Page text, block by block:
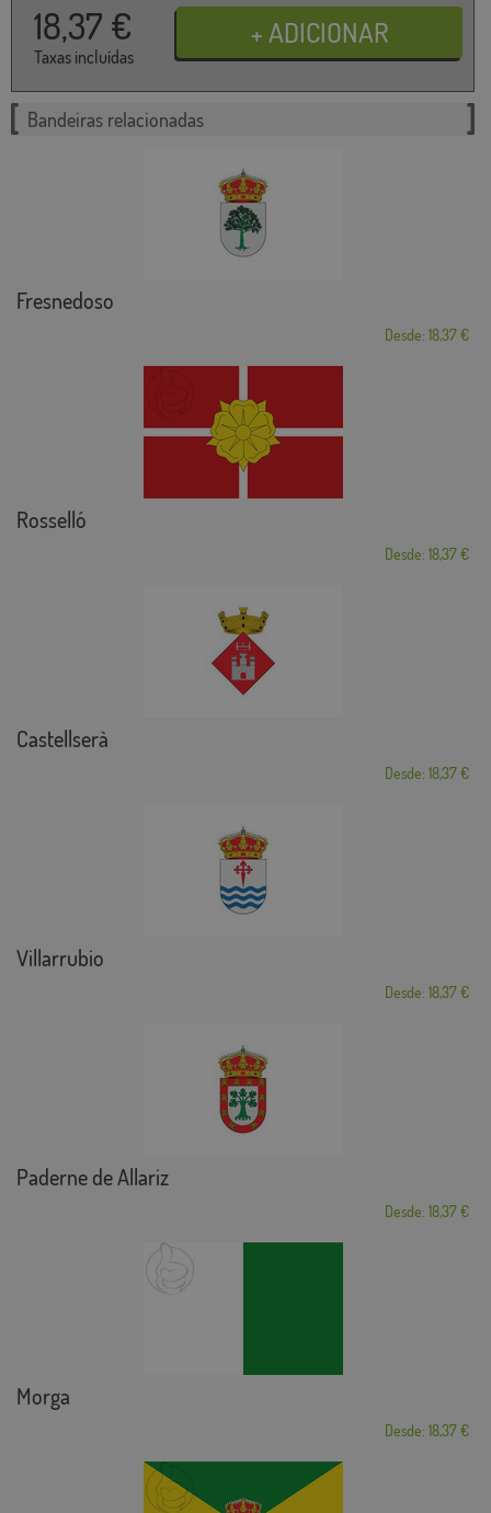
18,37 €
Taxas incluídas
Bandeiras relacionadas
Fresnedoso
Desde: 18,37 €
Rosselló
Desde: 18,37 €
Castellserà
Desde: 18,37 €
Villarrubio
Desde: 18,37 €
Paderne de Allariz
Desde: 18,37 €
Morga
Desde: 18,37 €